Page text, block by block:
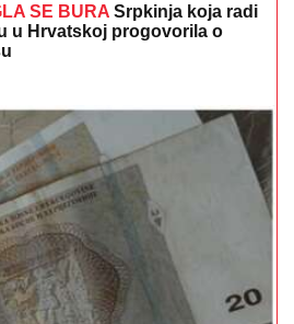
SE BURA Srpkinja koja radi
u Hrvatskoj progovorila o